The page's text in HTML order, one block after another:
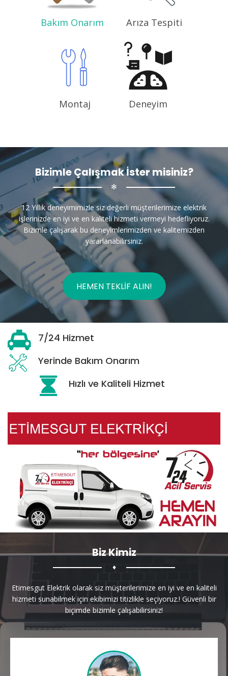
Bakım Onarım Arıza Tespiti
Montaj Deneyim
Bizimle Çalışmak İster misiniz?
✻
12 Yıllık deneyimimizle siz değerli müşterilerimize elektrik
işlerinizde en iyi ve en kaliteli hizmeti vermeyi hedefliyoruz.
Bizimle çalışarak bu deneyimlerimizden ve kalitemizden
yararlanabilirsiniz.
HEMEN TEKLIF ALIN!
7/24 Hizmet
Yerinde Bakım Onarım
Hızlı ve Kaliteli Hizmet
Biz Kimiz
♦
Etimesgut Elektrik olarak siz müşterilerimize en iyi ve en kaliteli
hizmeti sunabilmek için ekibimizi titizlikle seçiyoruz.! Güvenli bir
biçimde bizimle çalışabilirsiniz!